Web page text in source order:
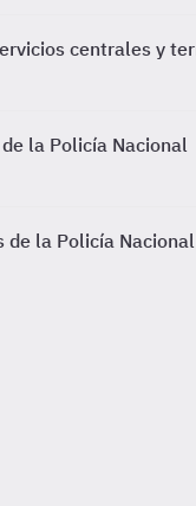
centrales y
la Policía Nacional
de la Policía Nacional